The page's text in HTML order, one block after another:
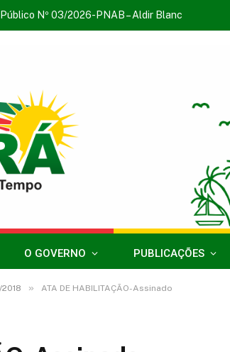
Nº 03/2026-PNAB – Aldir Blanc
O GOVERNO PUBLICAÇÕES
2018 » ATA DE HABILITAÇÃO-Assinado